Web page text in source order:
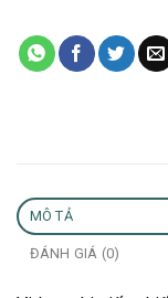
MÔ TẢ
ĐÁNH GIÁ (0)